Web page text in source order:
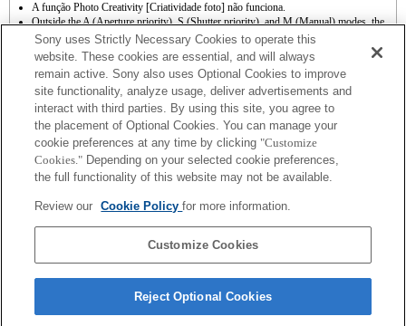
A função Photo Creativity [Criatividade foto] não funciona.
Outside the A (Aperture priority), S (Shutter priority), and M (Manual) modes, the
shutter speed and the aperture can not be adjusted during the movie recording.
A função [Lens Comp] (Compensação da lente) não funciona.
A função "AF de detecção de fase" não funciona.
A função de focagem automática (AF-S [AF único]) pode ser utilizada. Com uma
lente de montagem tipo A colocada, a velocidade de focagem automática é mais lenta
do que com uma lente de montagem tipo E. (Demora cerca de 2 a 7 segundos [com
base no padrão de medição da Sony]. Este valor pode variar consoante os motivos ou
a luz ambiente dos locais que estiver a fotografar/filmar.) Quando grava filmes com a
focagem automática, o ruído do funcionamento da lente pode ficar registado.
Se colocar a lente de montagem tipo A utilizando o adaptador de montagem, a função
[MF Assist] [Assistência MF] não funciona automaticamente quando roda o anel de
de focagem] ou a função [MF Assist] [Assistência MF] para qualquer tecla nas
"Custom Key Settings" [Definições de teclas personalizadas].
A função de obturador de toque não funciona.
Sony uses Strictly Necessary Cookies to operate this
website. These cookies are essential, and will always
remain active. Sony also uses Optional Cookies to improve
site functionality, analyze usage, deliver advertisements and
interact with third parties. By using this site, you agree to
the placement of Optional Cookies. You can manage your
cookie preferences at any time by clicking "Customize
Cookies." Depending on your selected cookie preferences,
the full functionality of this website may not be available.
Review our Cookie Policyfor more information.
Customize Cookies
Reject Optional Cookies